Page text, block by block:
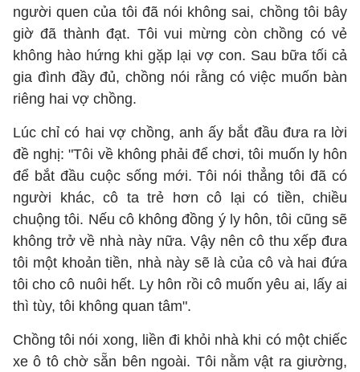
người quen của tôi đã nói không sai, chồng tôi bây
giờ đã thành đạt. Tôi vui mừng còn chồng có vẻ
không hào hứng khi gặp lại vợ con. Sau bữa tối cả
gia đình đầy đủ, chồng nói rằng có việc muốn bàn
riêng hai vợ chồng.
Lúc chỉ có hai vợ chồng, anh ấy bắt đầu đưa ra lời
đề nghị: "Tôi về không phải để chơi, tôi muốn ly hôn
để bắt đầu cuộc sống mới. Tôi nói thẳng tôi đã có
người khác, cô ta trẻ hơn cô lại có tiền, chiều
chuộng tôi. Nếu cô không đồng ý ly hôn, tôi cũng sẽ
không trở về nhà này nữa. Vậy nên cô thu xếp đưa
tôi một khoản tiền, nhà này sẽ là của cô và hai đứa
tôi cho cô nuôi hết. Ly hôn rồi cô muốn yêu ai, lấy ai
thì tùy, tôi không quan tâm".
Chồng tôi nói xong, liền đi khỏi nhà khi có một chiếc
xe ô tô chờ sẵn bên ngoài. Tôi nằm vật ra giường,